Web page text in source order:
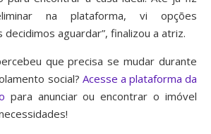
na plataforma, vi opções
aguardar”, finalizou a atriz.
que precisa se mudar durante
social? Acesse a plataforma da
para anunciar ou encontrar o imóvel